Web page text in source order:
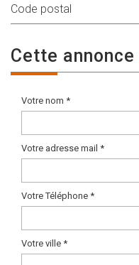
Code postal
cette annonce
Votre nom *
Votre adresse mail *
Votre Téléphone *
Votre ville *